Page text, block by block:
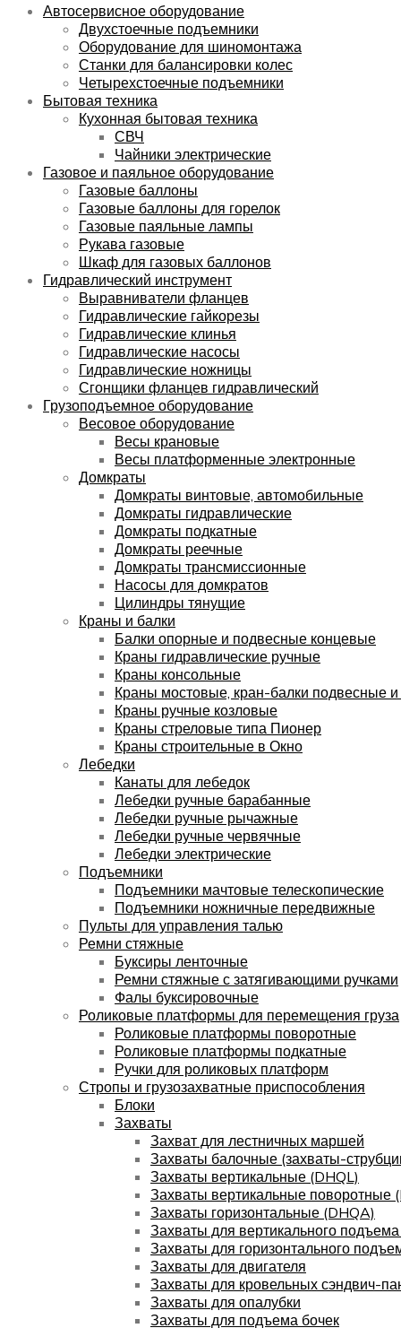
Автосервисное оборудование
Двухстоечные подъемники
Оборудование для шиномонтажа
Станки для балансировки колес
Четырехстоечные подъемники
Бытовая техника
Кухонная бытовая техника
СВЧ
Чайники электрические
Газовое и паяльное оборудование
Газовые баллоны
Газовые баллоны для горелок
Газовые паяльные лампы
Рукава газовые
Шкаф для газовых баллонов
Гидравлический инструмент
Выравниватели фланцев
Гидравлические гайкорезы
Гидравлические клинья
Гидравлические насосы
Гидравлические ножницы
Сгонщики фланцев гидравлический
Грузоподъемное оборудование
Весовое оборудование
Весы крановые
Весы платформенные электронные
Домкраты
Домкраты винтовые, автомобильные
Домкраты гидравлические
Домкраты подкатные
Домкраты реечные
Домкраты трансмиссионные
Насосы для домкратов
Цилиндры тянущие
Краны и балки
Балки опорные и подвесные концевые
Краны гидравлические ручные
Краны консольные
Краны мостовые, кран-балки подвесные
Краны ручные козловые
Краны стреловые типа Пионер
Краны строительные в Окно
Лебедки
Канаты для лебедок
Лебедки ручные барабанные
Лебедки ручные рычажные
Лебедки ручные червячные
Лебедки электрические
Подъемники
Подъемники мачтовые телескопические
Подъемники ножничные передвижные
Пульты для управления талью
Ремни стяжные
Буксиры ленточные
Ремни стяжные с затягивающими ручками
Фалы буксировочные
Роликовые платформы для перемещения груза
Роликовые платформы поворотные
Роликовые платформы подкатные
Ручки для роликовых платформ
Стропы и грузозахватные приспособления
Блоки
Захваты
Захват для лестничных маршей
Захваты балочные (захваты-
Захваты вертикальные (DHQL)
Захваты вертикальные поворотные
Захваты горизонтальные (DHQA)
Захваты для вертикального
Захваты для горизонтального
Захваты для двигателя
Захваты для кровельных сэндвич-
Захваты для опалубки
Захваты для подъема бочек